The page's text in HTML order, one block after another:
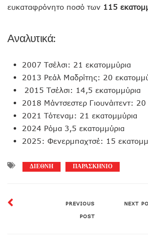
ευκαταφρόνητο ποσό των 115
Αναλυτικά:
2007 Τσέλσι: 21 εκατομμύρια
2013 Ρεάλ Μαδρίτης: 20
2015 Τσέλσι: 14,5 εκατομμύρια
2018 Μάντσεστερ Γιουνάιτεντ: 20
2021 Τότεναμ: 21 εκατομμύρια
2024 Ρόμα 3,5 εκατομμύρια
2025: Φενερμπαχτσέ: 15
ΔΙΕΘΝΗ ΠΑΡΑΣΚΗΝΙΟ
PREVIOUS
POST
NEXT